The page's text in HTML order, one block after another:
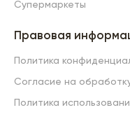
Супермаркеты
Правовая
Политика
Согласие на
Политика